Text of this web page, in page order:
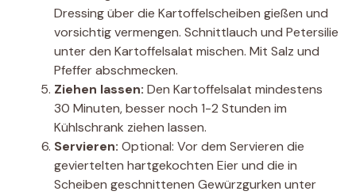
Dressing über die Kartoffelscheiben gießen und
vorsichtig vermengen. Schnittlauch und Petersilie
unter den Kartoffelsalat mischen. Mit Salz und
Pfeffer abschmecken.
Ziehen lassen: Den Kartoffelsalat mindestens
30 Minuten, besser noch 1-2 Stunden im
Kühlschrank ziehen lassen.
Servieren: Optional: Vor dem Servieren die
geviertelten hartgekochten Eier und die in
Scheiben geschnittenen Gewürzgurken unter